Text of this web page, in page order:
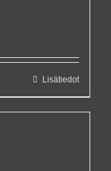
Lisätiedot